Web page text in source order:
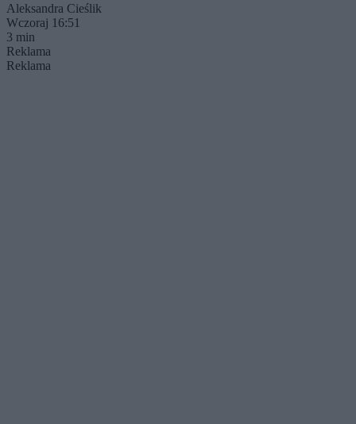
Aleksandra Cieślik
Wczoraj 16:51
3 min
Reklama
Reklama